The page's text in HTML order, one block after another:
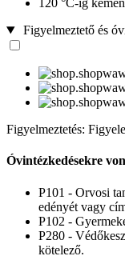
120 °C-ig
Figyelmeztető és
Figyelmeztetés:
Óvintézkedésekre
P101 - Orvosi
edényét vagy
P102 -
P280 -
kötelező.